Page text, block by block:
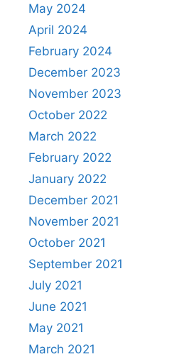
May 2024
April 2024
February 2024
December 2023
November 2023
October 2022
March 2022
February 2022
January 2022
December 2021
November 2021
October 2021
September 2021
July 2021
June 2021
May 2021
March 2021